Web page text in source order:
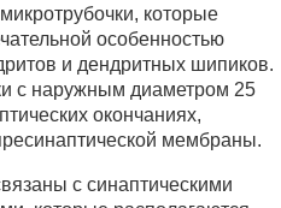
которые
особенностью
и дендритных шипиков.
с наружным диаметром 25
окончаниях,
мембраны.
с синаптическими